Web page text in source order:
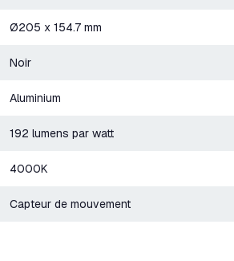
Ø205 x 154.7 mm
Noir
Aluminium
192 lumens par watt
4000K
Capteur de mouvement